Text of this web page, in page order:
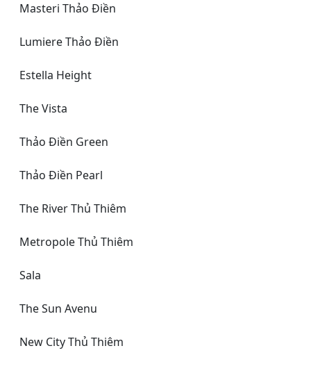
Masteri Thảo Điền
Lumiere Thảo Điền
Estella Height
The Vista
Thảo Điền Green
Thảo Điền Pearl
The River Thủ Thiêm
Metropole Thủ Thiêm
Sala
The Sun Avenu
New City Thủ Thiêm